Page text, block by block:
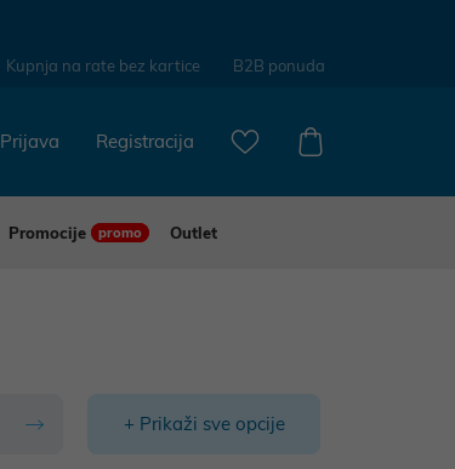
Kupnja na rate bez kartice B2B ponuda
Registracija
Prijava
Promocije promo
Outlet
+ Prikaži sve opcije